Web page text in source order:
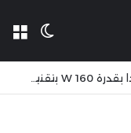
شركة Ugreen تطلق شاحنا سريعا جديدا بقدرة 160 W بتقنية GaN مع تقنية WiFi وكابل مدمج وشاشة